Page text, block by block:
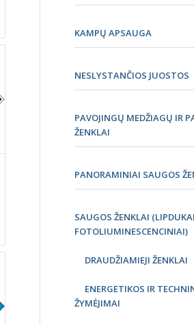
KAMPŲ APSAUGA
NESLYSTANČIOS JUOSTOS
PAVOJINGŲ MEDŽIAGŲ IR
ŽENKLAI
PANORAMINIAI SAUGOS
SAUGOS ŽENKLAI
FOTOLIUMINESCENCINIAI)
DRAUDŽIAMIEJI ŽENKLAI
ENERGETIKOS IR
ŽYMĖJIMAI